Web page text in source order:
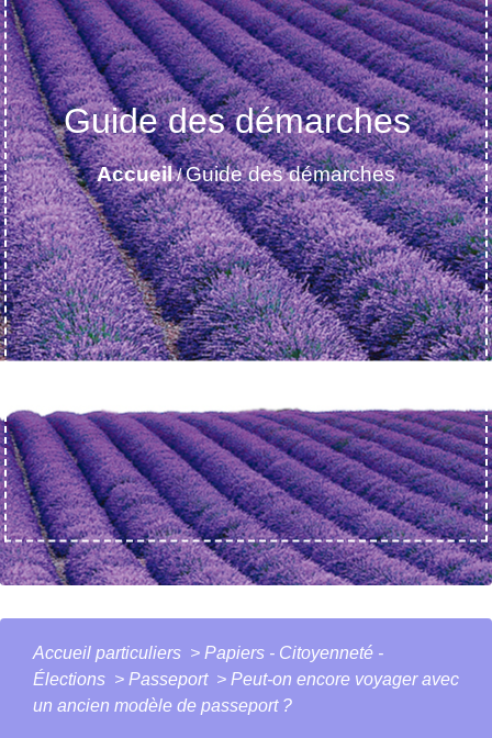
Guide des démarches
Accueil/Guide des démarches
Accueil particuliers > Papiers - Citoyenneté -
Élections > Passeport > Peut-on encore voyager avec
un ancien modèle de passeport ?